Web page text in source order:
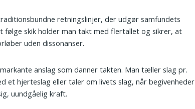
retningslinjer, der udgør samfundets
følge skik holder man takt med flertallet og sikrer, at
uden dissonanser.
anslag som danner takten. Man tæller slag pr.
et hjerteslag eller taler om livets slag, når begivenheder
uundgåelig kraft.